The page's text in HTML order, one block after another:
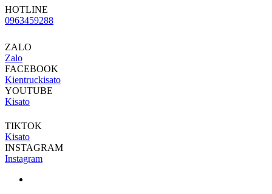
HOTLINE
0963459288
ZALO
Zalo
FACEBOOK
Kientruckisato
YOUTUBE
Kisato
TIKTOK
Kisato
INSTAGRAM
Instagram